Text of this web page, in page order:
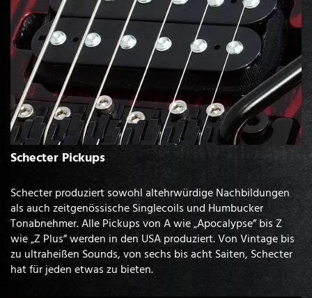
Schecter Pickups
Schecter produziert sowohl altehrwürdige Nachbildungen
als auch zeitgenössische Singlecoils und Humbucker
Tonabnehmer. Alle Pickups von A wie „Apocalypse” bis Z
wie „Z Plus” werden in den USA produziert. Von Vintage bis
zu ultraheißen Sounds, von sechs bis acht Saiten, Schecter
hat für jeden etwas zu bieten.